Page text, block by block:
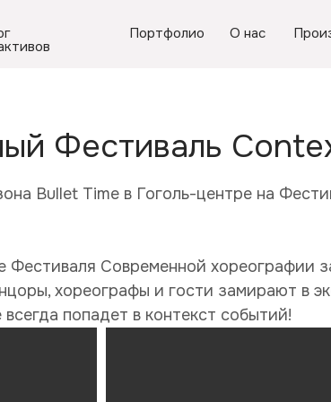
Портфолио О нас
Фестиваль
Bullet Time в Гоголь-центре на
Фестиваля Современной хореографии
хореографы и гости замирают в
попадет в контекст событий!